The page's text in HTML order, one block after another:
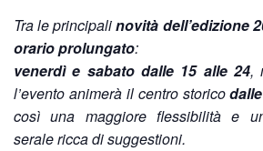
Tra le principalinovità dell’edizione
orario prolungato:
venerdì e sabato dalle 15 alle 24,
l’evento animerà il centro storico
così una maggiore flessibilità e
serale ricca di suggestioni.